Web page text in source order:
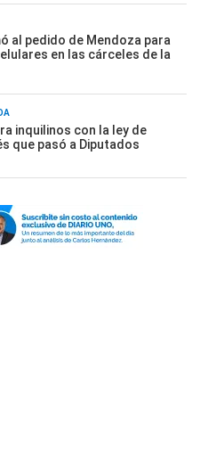
al pedido de Mendoza para
en las cárceles de la
inquilinos con la ley de
que pasó a Diputados